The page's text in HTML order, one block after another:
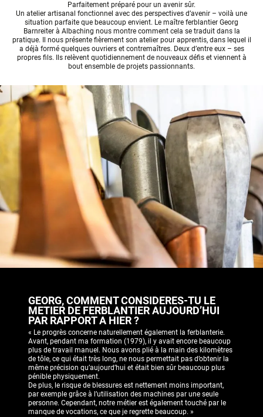
Parfaitement préparé pour un avenir sûr.
Un atelier artisanal fonctionnel avec des perspectives d’avenir – voilà une
situation parfaite que beaucoup envient. Le maître ferblantier Georg
Barnreiter à Albaching nous montre comment cela se traduit dans la
pratique. Il nous présente fièrement son atelier pour apprentis, dans lequel il
a déjà formé quelques ouvriers et contremaîtres. Deux d’entre eux – ses
propres fils. Ils relèvent quotidiennement de nouveaux défis et viennent à
bout ensemble de projets passionnants.
GEORG, COMMENT CONSIDERES-TU LE
METIER DE FERBLANTIER AUJOURD’HUI
PAR RAPPORT A HIER ?
« Le progrès concerne naturellement également la ferblanterie.
Avant, pendant ma formation (1979), il y avait encore beaucoup
plus de travail manuel. Nous avons plié à la main des kilomètres
de tôle, ce qui était très long, ne nous permettait pas d’obtenir la
même précision qu’aujourd’hui et était bien sûr beaucoup plus
pénible physiquement.
De plus, le risque de blessures est nettement moins important,
par exemple grâce à l’utilisation des machines par une seule
personne. Cependant, notre métier est également touché par le
manque de vocations, ce que je regrette beaucoup. »